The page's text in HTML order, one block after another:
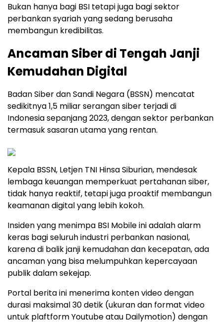
Bukan hanya bagi BSI tetapi juga bagi sektor
perbankan syariah yang sedang berusaha
membangun kredibilitas.
Ancaman Siber di Tengah Janji
Kemudahan Digital
Badan Siber dan Sandi Negara (BSSN) mencatat
sedikitnya 1,5 miliar serangan siber terjadi di
Indonesia sepanjang 2023, dengan sektor perbankan
termasuk sasaran utama yang rentan.
Kepala BSSN, Letjen TNI Hinsa Siburian, mendesak
lembaga keuangan memperkuat pertahanan siber,
tidak hanya reaktif, tetapi juga proaktif membangun
keamanan digital yang lebih kokoh.
Insiden yang menimpa BSI Mobile ini adalah alarm
keras bagi seluruh industri perbankan nasional,
karena di balik janji kemudahan dan kecepatan, ada
ancaman yang bisa melumpuhkan kepercayaan
publik dalam sekejap.
Portal berita ini menerima konten video dengan
durasi maksimal 30 detik (ukuran dan format video
untuk plaftform Youtube atau Dailymotion) dengan